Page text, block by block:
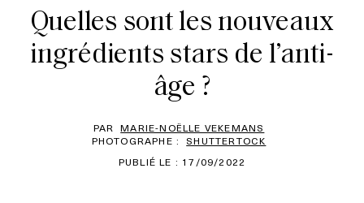
Quelles sont les nouveaux
ingrédients stars de l’anti-
âge ?
PAR MARIE-NOËLLE VEKEMANS
PHOTOGRAPHE :
SHUTTERTOCK
PUBLIÉ LE : 17/09/2022